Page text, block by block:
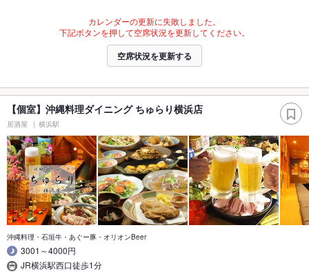
カレンダーの更新に失敗しました。
下記ボタンを押して空席状況を更新してください。
空席状況を更新する
【個室】沖縄料理ダイニング ちゅらり横浜店
居酒屋 横浜駅
沖縄料理・石垣牛・あぐー豚・オリオンBeer
3001～4000円
JR横浜駅西口徒歩1分